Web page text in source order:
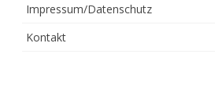
Impressum/Datenschutz
Kontakt